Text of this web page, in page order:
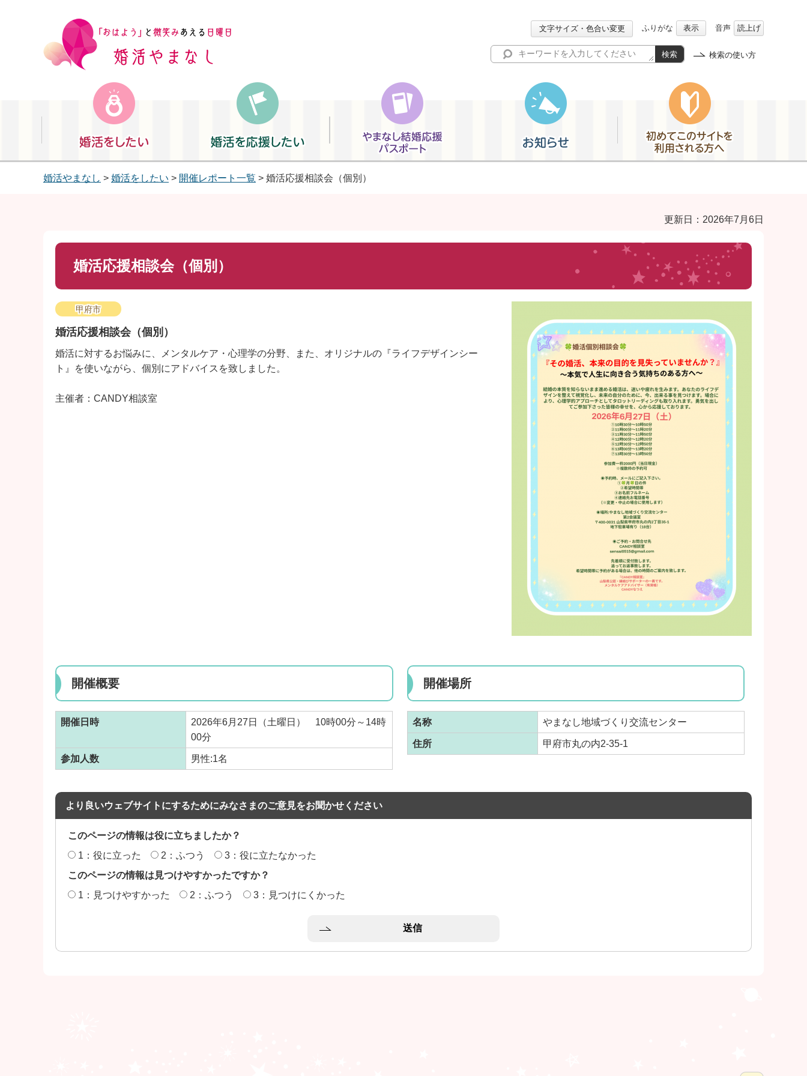
文字サイズ・色合い変更 ふりがな 表示 音声 読上げ
検索 検索の使い方
婚活をしたい 婚活を応援したい やまなし結婚応援パスポート 初めてこのサイトを利用される方へ
婚活やまなし > 婚活をしたい > 開催レポート一覧 > 婚活応援相談会（個別）
更新日：2026年7月6日
婚活応援相談会（個別）
甲府市
婚活応援相談会（個別）
婚活に対するお悩みに、メンタルケア・心理学の分野、また、オリジナルの『ライフデザインシー
ト』を使いながら、個別にアドバイスを致しました。
主催者：CANDY相談室
開催概要
開催日時
2026年6月27日（土曜日） 10時00分～14時
00分
参加人数 男性:1名
開催場所
名称 やまなし地域づくり交流センター
住所 甲府市丸の内2-35-1
より良いウェブサイトにするためにみなさまのご意見をお聞かせください
このページの情報は役に立ちましたか？
1：役に立った
2：ふつう
3：役に立たなかった
このページの情報は見つけやすかったですか？
1：見つけやすかった
2：ふつう 3：見つけにくかった